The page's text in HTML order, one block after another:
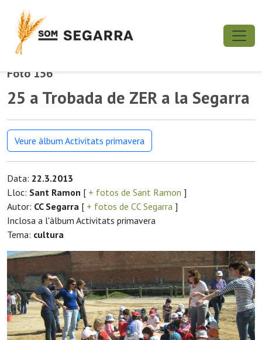
Foto 156
25 a Trobada de ZER a la Segarra
Veure àlbum Activitats primavera
Data: 22.3.2013
Lloc: Sant Ramon [ + fotos de Sant Ramon ]
Autor: CC Segarra [ + fotos de CC Segarra ]
Inclosa a l'àlbum Activitats primavera
Tema: cultura